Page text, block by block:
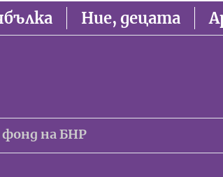
Ние, децата
фонд на БНР